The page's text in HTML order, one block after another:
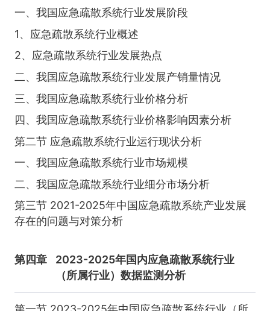
一、我国应急疏散系统行业发展阶段
1、应急疏散系统行业概述
2、应急疏散系统行业发展热点
二、我国应急疏散系统行业发展产销量情况
三、我国应急疏散系统行业价格分析
四、我国应急疏散系统行业价格影响因素分析
第二节 应急疏散系统行业运行现状分析
一、我国应急疏散系统行业市场规模
二、我国应急疏散系统行业细分市场分析
第三节 2021-2025年中国应急疏散系统产业发展
存在的问题与对策分析
第四章
2023-2025年国内应急疏散系统行业
（所属行业）数据监测分析